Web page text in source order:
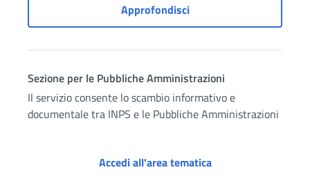
ApprofondisciServizi per i lavoratori
Sezione per le Pubbliche Amministrazioni
Il servizio consente lo scambio informativo e
documentale tra INPS e le Pubbliche Amministrazioni
Accedi all'area tematicaSezione per le